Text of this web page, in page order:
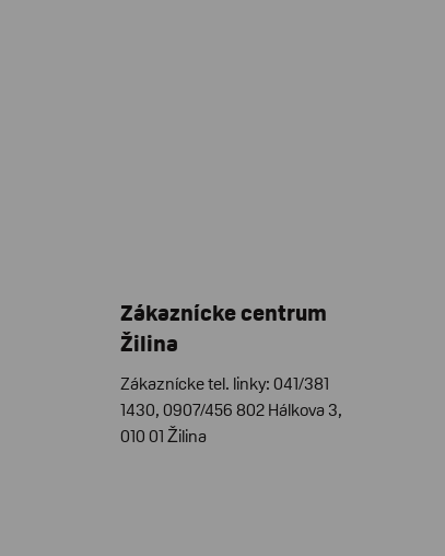
Zákaznícke centrum
Žilina
Zákaznícke tel. linky: 041/381
1430, 0907/456 802 Hálkova 3,
010 01 Žilina